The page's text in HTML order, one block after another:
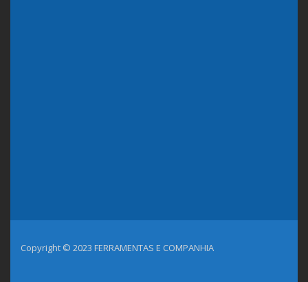
Copyright © 2023 FERRAMENTAS E COMPANHIA